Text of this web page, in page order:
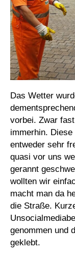
Das Wetter
vorbei. Zwar
immerhin. Diese
entweder sehr
quasi vor uns
gerannt
wollten wir
macht man da
die Straße.
genommen und
geklebt.